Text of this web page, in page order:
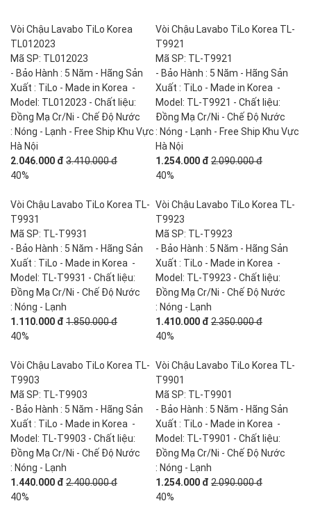
Vòi Chậu Lavabo TiLo Korea
TL012023
Mã SP: TL012023
- Bảo Hành : 5 Năm - Hãng Sản
Xuất : TiLo - Made in Korea -
Model: TL012023 - Chất liệu:
Đồng Mạ Cr/Ni - Chế Độ Nước
: Nóng - Lạnh - Free Ship Khu Vực
Hà Nội
2.046.000 đ 3.410.000 đ
40%
Vòi Chậu Lavabo TiLo Korea TL-
T9921
Mã SP: TL-T9921
- Bảo Hành : 5 Năm - Hãng Sản
Xuất : TiLo - Made in Korea -
Model: TL-T9921 - Chất liệu:
Đồng Mạ Cr/Ni - Chế Độ Nước
: Nóng - Lạnh - Free Ship Khu Vực
Hà Nội
1.254.000 đ 2.090.000 đ
40%
Vòi Chậu Lavabo TiLo Korea TL-
T9931
Mã SP: TL-T9931
- Bảo Hành : 5 Năm - Hãng Sản
Xuất : TiLo - Made in Korea -
Model: TL-T9931 - Chất liệu:
Đồng Mạ Cr/Ni - Chế Độ Nước
: Nóng - Lạnh
1.110.000 đ 1.850.000 đ
40%
Vòi Chậu Lavabo TiLo Korea TL-
T9923
Mã SP: TL-T9923
- Bảo Hành : 5 Năm - Hãng Sản
Xuất : TiLo - Made in Korea -
Model: TL-T9923 - Chất liệu:
Đồng Mạ Cr/Ni - Chế Độ Nước
: Nóng - Lạnh
1.410.000 đ 2.350.000 đ
40%
Vòi Chậu Lavabo TiLo Korea TL-
T9903
Mã SP: TL-T9903
- Bảo Hành : 5 Năm - Hãng Sản
Xuất : TiLo - Made in Korea -
Model: TL-T9903 - Chất liệu:
Đồng Mạ Cr/Ni - Chế Độ Nước
: Nóng - Lạnh
1.440.000 đ 2.400.000 đ
40%
Vòi Chậu Lavabo TiLo Korea TL-
T9901
Mã SP: TL-T9901
- Bảo Hành : 5 Năm - Hãng Sản
Xuất : TiLo - Made in Korea -
Model: TL-T9901 - Chất liệu:
Đồng Mạ Cr/Ni - Chế Độ Nước
: Nóng - Lạnh
1.254.000 đ 2.090.000 đ
40%